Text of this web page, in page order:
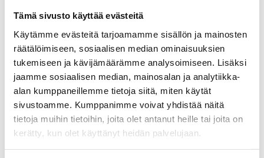
Tämä sivusto käyttää evästeitä
Käytämme evästeitä tarjoamamme sisällön ja mainosten
räätälöimiseen, sosiaalisen median ominaisuuksien
tukemiseen ja kävijämäärämme analysoimiseen. Lisäksi
jaamme sosiaalisen median, mainosalan ja analytiikka-
alan kumppaneillemme tietoja siitä, miten käytät
sivustoamme. Kumppanimme voivat yhdistää näitä
tietoja muihin tietoihin, joita olet antanut heille tai joita on
kerätty, kun olet käyttänyt heidän palvelujaan.
Matti Lohen koulun liikuntasali, vanha
juhlasali ja ruokasali
Osoite
: Koulutie 14, Rautalampi, Suomi
Puhelinnumero : (040) 1644000
Tilatyyppi: Esiintymislava, liikunta- ja juhlasali